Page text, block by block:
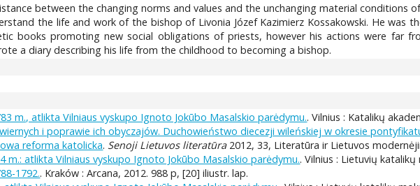
between the changing norms and values and the unchanging material conditions
the life and work of the bishop of Livonia Józef Kazimierz Kossakowski. He was
books promoting new social obligations of priests, however his actions were far
a diary describing his life from the childhood to becoming a bishop.
m., atlikta Vilniaus vyskupo Ignoto Jokūbo Masalskio parėdymu.. Vilnius : Katalikų
i poprawie ich obyczajów. Duchowieństwo diecezji wileńskiej w okresie
reforma katolicka. Senoji Lietuvos literatūra2012, 33, Literatūra ir Lietuvos
m.: atlikta Vilniaus vyskupo Ignoto Jokūbo Masalskio parėdymu.. Vilnius : Lietuvių
1792.. Kraków : Arcana, 2012. 988 p, [20] iliustr. lap.